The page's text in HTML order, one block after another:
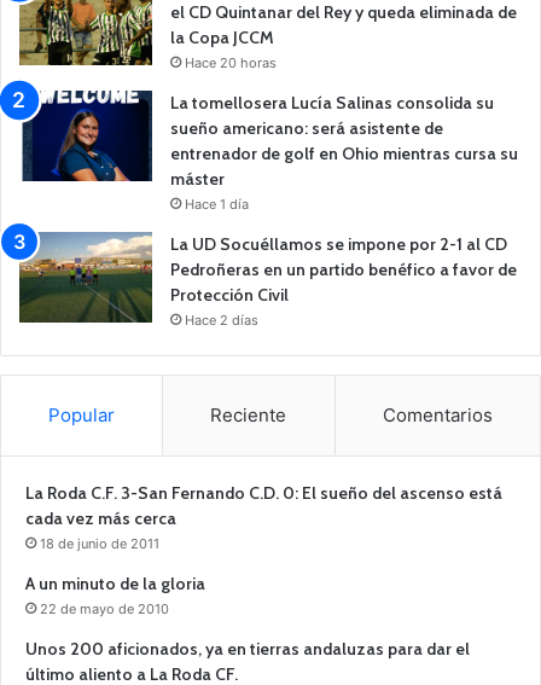
el CD Quintanar del Rey y queda eliminada de
la Copa JCCM
Hace 20 horas
La tomellosera Lucía Salinas consolida su
sueño americano: será asistente de
entrenador de golf en Ohio mientras cursa su
máster
Hace 1 día
La UD Socuéllamos se impone por 2-1 al CD
Pedroñeras en un partido benéfico a favor de
Protección Civil
Hace 2 días
Popular Reciente Comentarios
La Roda C.F. 3-San Fernando C.D. 0: El sueño del ascenso está
cada vez más cerca
18 de junio de 2011
A un minuto de la gloria
22 de mayo de 2010
Unos 200 aficionados, ya en tierras andaluzas para dar el
último aliento a La Roda CF.